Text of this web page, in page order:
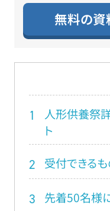
無料の資
1
人形供養祭
ト
2 受付できる
3 先着50名様